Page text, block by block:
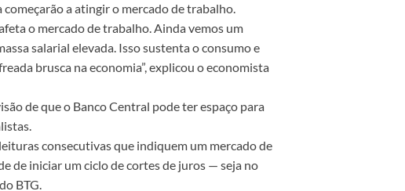
a atingir o mercado de trabalho.
o mercado de trabalho. Ainda vemos um
salarial elevada. Isso sustenta o consumo e
brusca na economia”, explicou o economista
de que o Banco Central pode ter espaço para
consecutivas que indiquem um mercado de
de iniciar um ciclo de cortes de juros — seja no
BTG.